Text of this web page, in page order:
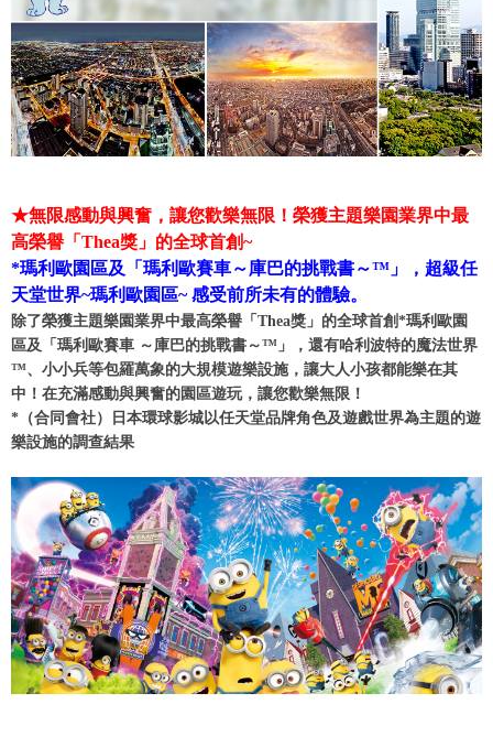
★無限感動與興奮，讓您歡樂無限！榮獲主題樂園業界中最
高榮譽「Thea獎」的全球首創~
*瑪利歐園區及「瑪利歐賽車～庫巴的挑戰書～™」，超級任
天堂世界~瑪利歐園區~ 感受前所未有的體驗。
除了榮獲主題樂園業界中最高榮譽「Thea獎」的全球首創*瑪利歐園
區及「瑪利歐賽車 ～庫巴的挑戰書～™」，還有哈利波特的魔法世界
™、小小兵等包羅萬象的大規模遊樂設施，讓大人小孩都能樂在其
中！在充滿感動與興奮的園區遊玩，讓您歡樂無限！
*（合同會社）日本環球影城以任天堂品牌角色及遊戲世界為主題的遊
樂設施的調查結果